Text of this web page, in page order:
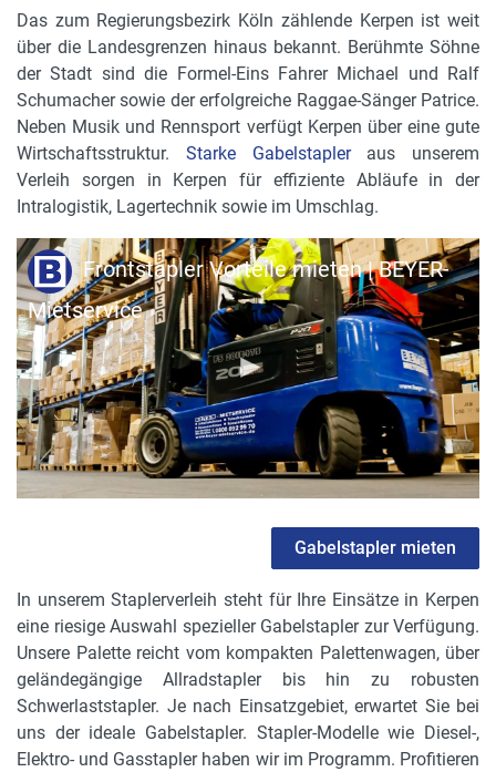
Das zum Regierungsbezirk Köln zählende Kerpen ist weit
über die Landesgrenzen hinaus bekannt. Berühmte Söhne
der Stadt sind die Formel-Eins Fahrer Michael und Ralf
Schumacher sowie der erfolgreiche Raggae-Sänger Patrice.
Neben Musik und Rennsport verfügt Kerpen über eine gute
Wirtschaftsstruktur. Starke Gabelstapler aus unserem
Verleih sorgen in Kerpen für effiziente Abläufe in der
Intralogistik, Lagertechnik sowie im Umschlag.
Frontstapler Vorteile mieten | BEYER-
Mietservice
Gabelstapler mieten
In unserem Staplerverleih steht für Ihre Einsätze in Kerpen
eine riesige Auswahl spezieller Gabelstapler zur Verfügung.
Unsere Palette reicht vom kompakten Palettenwagen, über
geländegängige Allradstapler bis hin zu robusten
Schwerlaststapler. Je nach Einsatzgebiet, erwartet Sie bei
uns der ideale Gabelstapler. Stapler-Modelle wie Diesel-,
Elektro- und Gasstapler haben wir im Programm. Profitieren